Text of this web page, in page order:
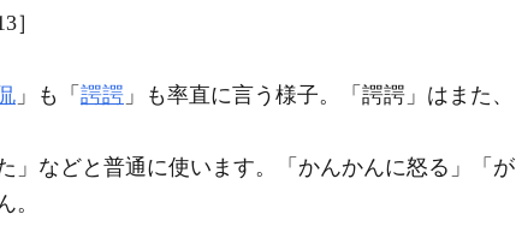
］
」も「 諤諤 」も率直に言う様子。「諤諤」はまた、
などと普通に使います。「かんかんに怒る」「が
。